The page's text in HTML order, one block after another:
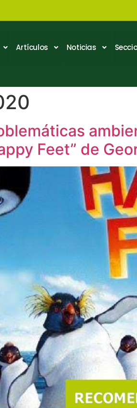
Artículos Noticias
Feet” de